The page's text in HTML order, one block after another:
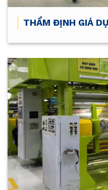
THẨM ĐỊNH GIÁ